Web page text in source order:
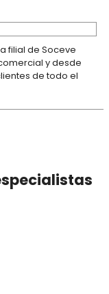
filial de Soceve
y desde
de todo el